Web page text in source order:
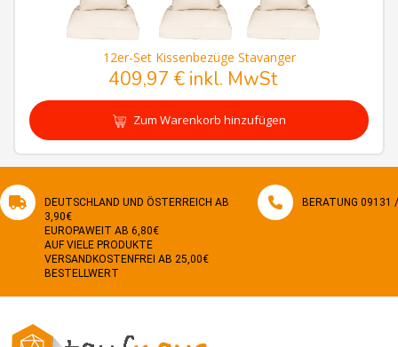
12er-Set Kissenbezüge Stavanger
409,97 € inkl. MwSt
Zum Warenkorb hinzufügen
DEUTSCHLAND UND ÖSTERREICH AB
3,90€
EUROPAWEIT AB 6,80€
AUF VIELE PRODUKTE
VERSANDKOSTENFREI AB 25,00€
BESTELLWERT
BERATUNG 09131